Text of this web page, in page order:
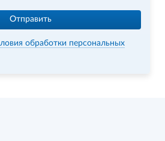
Отправить
обработки персональных